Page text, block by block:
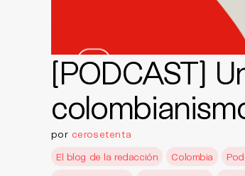
[PODCAST]
por cerosetenta
El blog de la redacción
Colombia